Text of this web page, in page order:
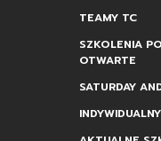
TEAMY TC
SZKOLENIA
OTWARTE
SATURDAY